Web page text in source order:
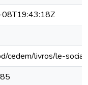
cedem/livros/le-